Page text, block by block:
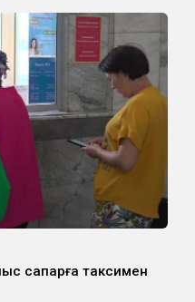
сапарға таксимен